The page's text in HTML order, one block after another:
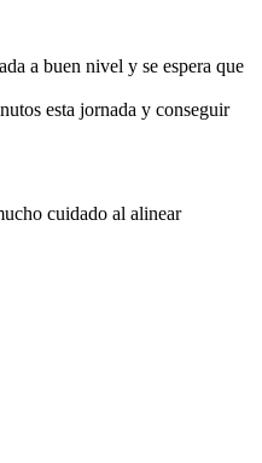
a buen nivel y se espera que
esta jornada y conseguir
cuidado al alinear